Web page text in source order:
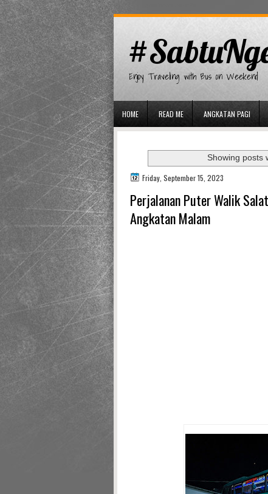
Enjoy Traveling with Bus on Weekend
HOME READ ME ANGKATAN PAGI
Showing posts
Friday, September 15, 2023
Perjalanan Puter Walik
Angkatan Malam